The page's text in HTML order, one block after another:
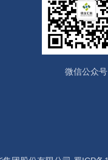
微信公众号